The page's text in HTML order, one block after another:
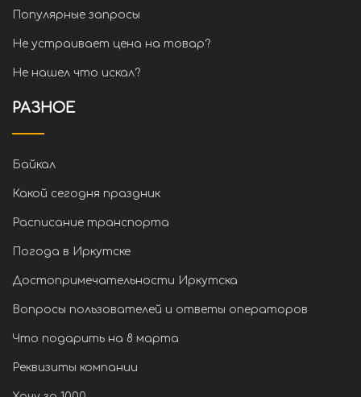
Популярные запросы
Не устраивает цена на товар?
Не нашел что искал?
РАЗНОЕ
Байкал
Какой сегодня праздник
Расписание транспорта
Погода в Иркутске
Достопримечательности Иркутска
Вопросы пользователей и ответы операторов
Что подарить на 8 марта
Реквизиты компании